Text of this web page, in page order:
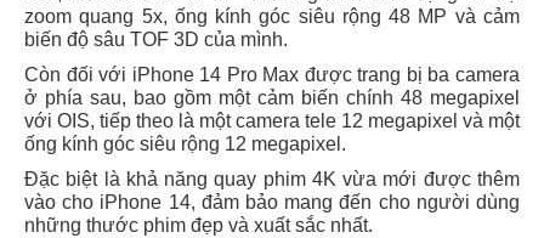
zoom quang 5x, ống kính góc siêu rộng 48 MP và cảm
biến độ sâu TOF 3D của mình.
Còn đối với iPhone 14 Pro Max được trang bị ba camera
ở phía sau, bao gồm một cảm biến chính 48 megapixel
với OIS, tiếp theo là một camera tele 12 megapixel và một
ống kính góc siêu rộng 12 megapixel.
Đặc biệt là khả năng quay phim 4K vừa mới được thêm
vào cho iPhone 14, đảm bảo mang đến cho người dùng
những thước phim đẹp và xuất sắc nhất.